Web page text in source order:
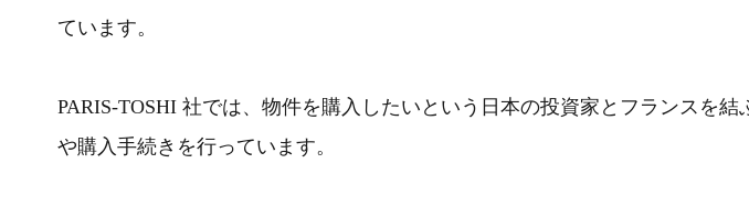
ています。
PARIS-TOSHI 社では、物件を購入したいという日本の投資家とフランスを
や購入手続きを行っています。